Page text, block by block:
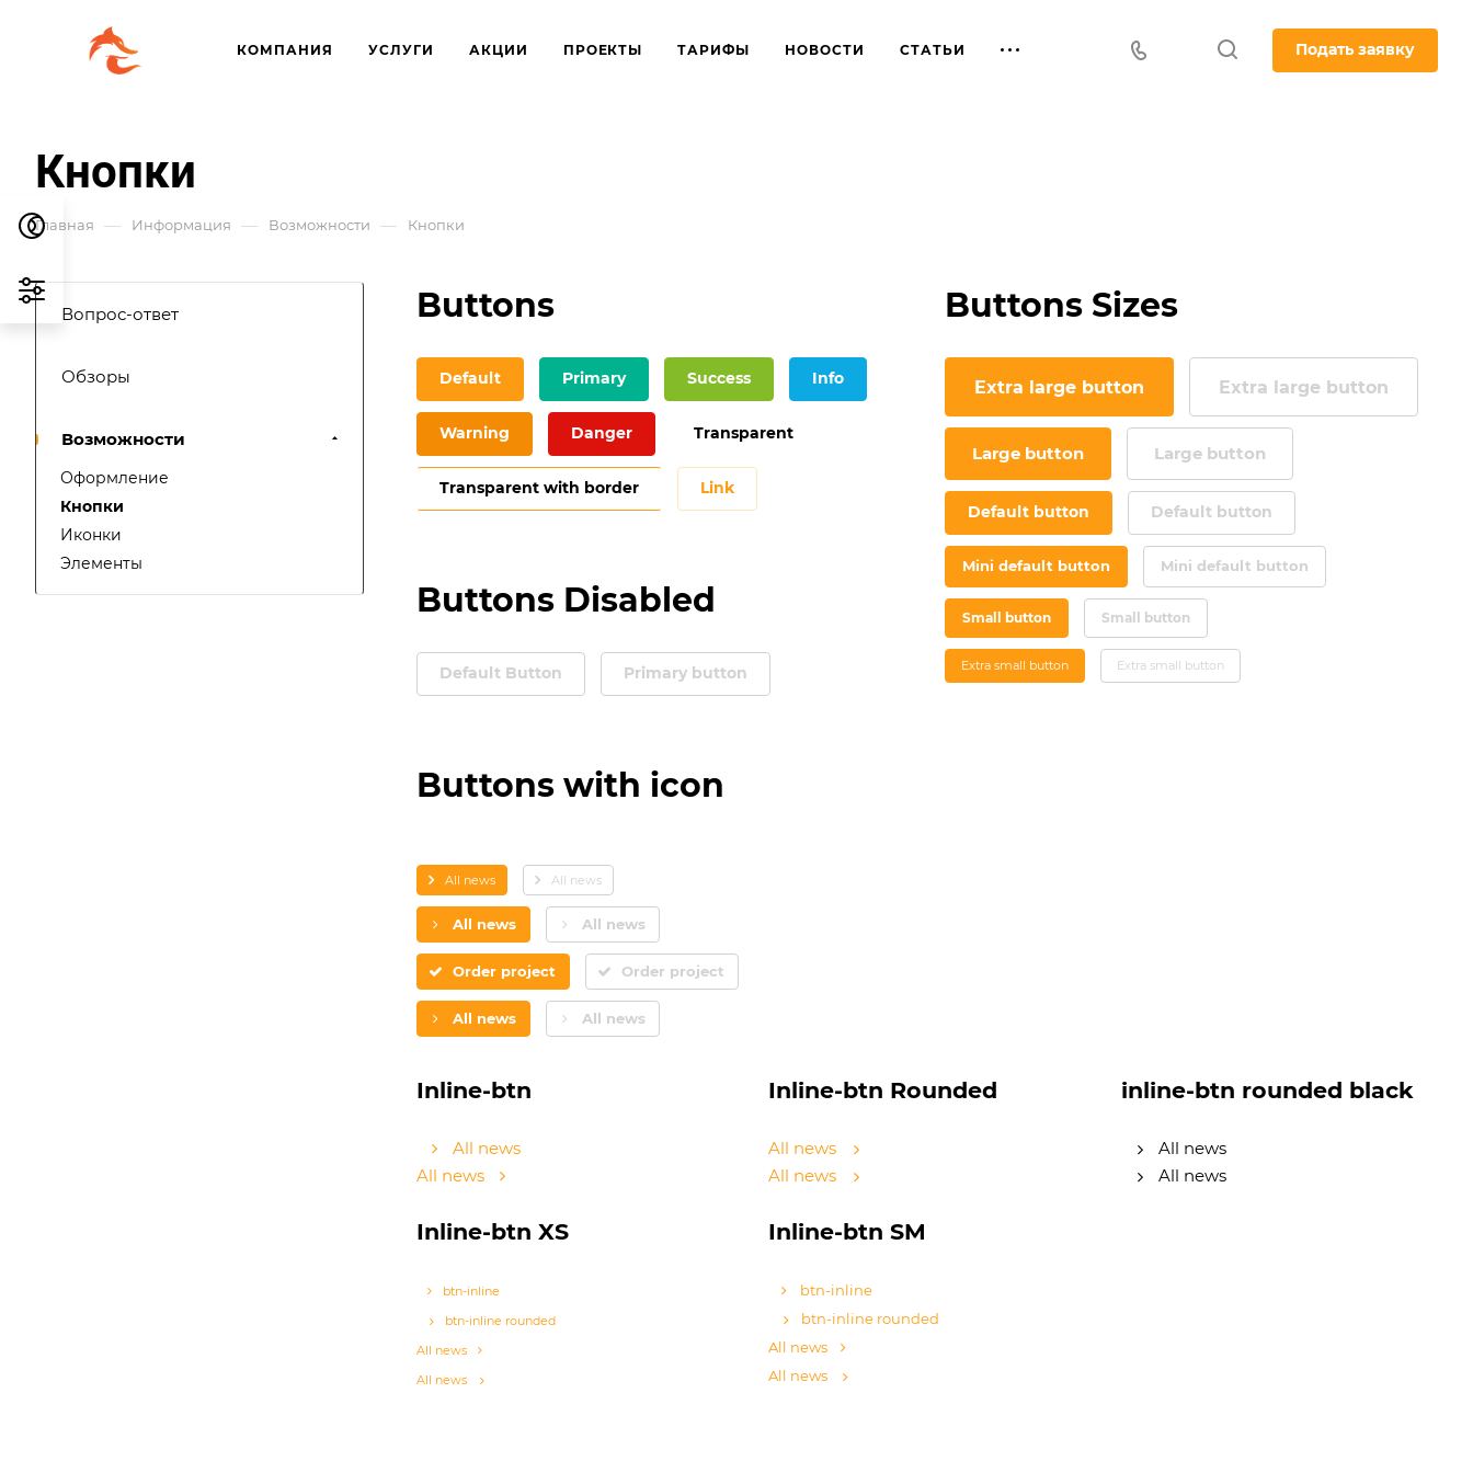
КОМПАНИЯ УСЛУГИ АКЦИИ ПРОЕКТЫ ТАРИФЫ НОВОСТИ СТАТЬИ Подать заявку
Кнопки
Главная — Информация — Возможности — Кнопки
Buttons
Default Primary Success Info
Warning Danger Transparent
Transparent with border Link
Buttons Disabled
Default Button Primary button
Buttons with icon
All news All news
All news All news
Order project Order project
All news All news
Buttons Sizes
Extra large button Extra large button
Large button Large button
Default button Default button
Mini default button Mini default button
Small button Small button
Extra small button Extra small button
Inline-btn
All news
All news
Inline-btn Rounded
All news
All news
inline-btn rounded black
All news
All news
Inline-btn XS
btn-inline
btn-inline rounded
All news
All news
Inline-btn SM
btn-inline
btn-inline rounded
All news
All news
Вопрос-ответ
Обзоры
Возможности
Оформление
Кнопки
Иконки
Элементы